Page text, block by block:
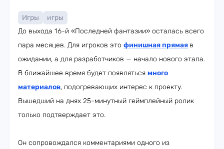
Игры
игры
До выхода 16-й «Последней фантазии» осталась всего
пара месяцев. Для игроков это финишная прямая в
ожидании, а для разработчиков — начало нового этапа.
В ближайшее время будет появляться много
материалов, подогревающих интерес к проекту.
Вышедший на днях 25-минутный геймплейный ролик
только подтверждает это.
Он сопровождался комментариями одного из